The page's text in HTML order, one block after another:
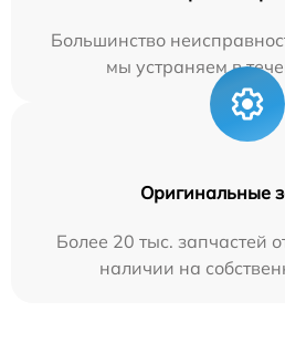
Большинство
мы устраняем в
Оригинальные
Более 20 тыс. запчастей
наличии на